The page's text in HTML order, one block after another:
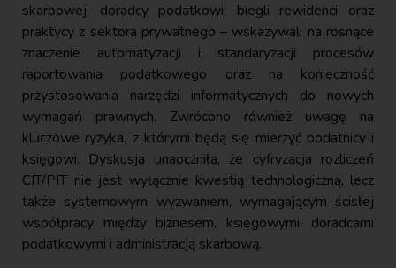
skarbowej, doradcy podatkowi, biegli rewidenci oraz
praktycy z sektora prywatnego – wskazywali na rosnące
znaczenie automatyzacji i standaryzacji procesów
raportowania podatkowego oraz na konieczność
przystosowania narzędzi informatycznych do nowych
wymagań prawnych. Zwrócono również uwagę na
kluczowe ryzyka, z którymi będą się mierzyć podatnicy i
księgowi. Dyskusja unaoczniła, że cyfryzacja rozliczeń
CIT/PIT nie jest wyłącznie kwestią technologiczną, lecz
także systemowym wyzwaniem, wymagającym ścisłej
współpracy między biznesem, księgowymi, doradcami
podatkowymi i administracją skarbową.